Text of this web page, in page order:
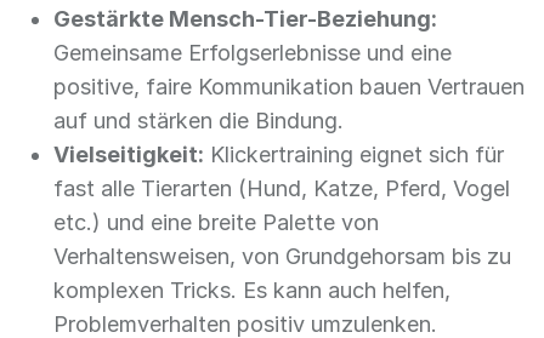
Gestärkte Mensch-Tier-Beziehung:
Gemeinsame Erfolgserlebnisse und eine
positive, faire Kommunikation bauen Vertrauen
auf und stärken die Bindung.
Vielseitigkeit: Klickertraining eignet sich für
fast alle Tierarten (Hund, Katze, Pferd, Vogel
etc.) und eine breite Palette von
Verhaltensweisen, von Grundgehorsam bis zu
komplexen Tricks. Es kann auch helfen,
Problemverhalten positiv umzulenken.